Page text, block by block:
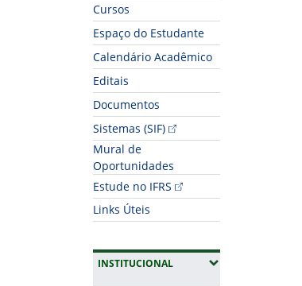
Cursos
Espaço do Estudante
Calendário Acadêmico
Editais
Documentos
Sistemas (SIF)
Mural de
Oportunidades
Estude no IFRS
Links Úteis
INSTITUCIONAL(EXPANDIR SUBMENUS)